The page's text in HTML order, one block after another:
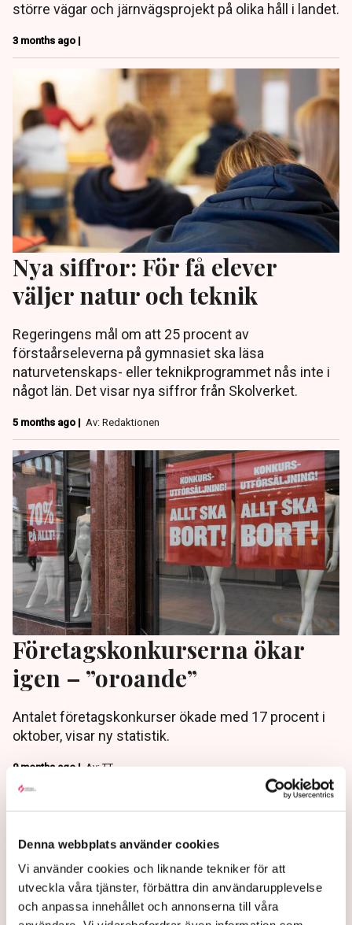
Denna webbplats använder cookies
Vi använder cookies och liknande tekniker för att
utveckla våra tjänster, förbättra din användarupplevelse
och anpassa innehållet och annonserna till våra
större vägar och järnvägsprojekt på olika håll i landet.
3 months ago |
Nya siffror: För få elever
väljer natur och teknik
Regeringens mål om att 25 procent av
förstaårseleverna på gymnasiet ska läsa
naturvetenskaps- eller teknikprogrammet nås inte i
något län. Det visar nya siffror från Skolverket.
5 months ago | Av: Redaktionen
Företagskonkurserna ökar
igen – ”oroande”
Antalet företagskonkurser ökade med 17 procent i
oktober, visar ny statistik.
9 months ago | Av: TT